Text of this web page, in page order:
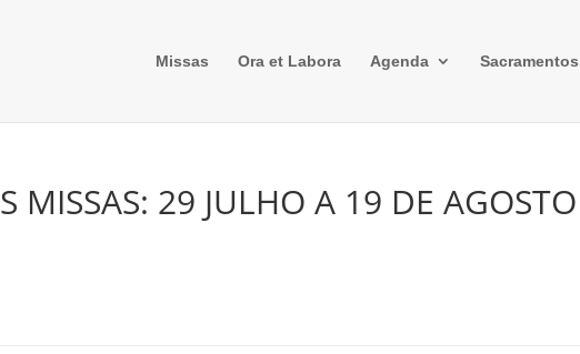
Missas Ora et Labora Agenda Sacramentos
MISSAS: 29 JULHO A 19 DE